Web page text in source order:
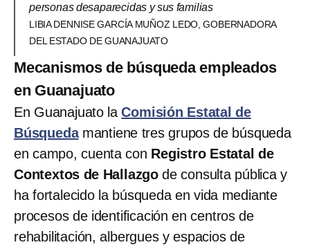
personas desaparecidas y sus familias
LIBIA DENNISE GARCÍA MUÑOZ LEDO, GOBERNADORA
DEL ESTADO DE GUANAJUATO
Mecanismos de búsqueda empleados
en Guanajuato
En Guanajuato laComisión Estatal de
Búsquedamantiene tres grupos de búsqueda
en campo, cuenta con Registro Estatal de
Contextos de Hallazgode consulta pública y
ha fortalecido la búsqueda en vida mediante
procesos de identificación en centros de
rehabilitación, albergues y espacios de